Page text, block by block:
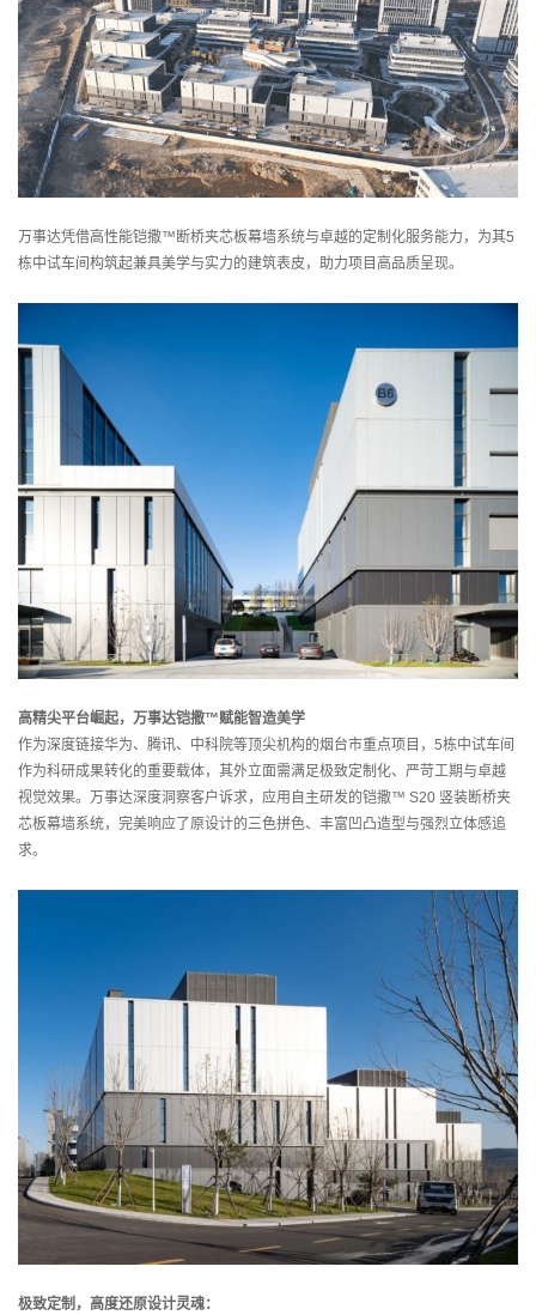
职位招聘
联
系
我
通讯地址
在线留言
万事达凭借高性能铠撒™断桥夹芯板幕墙系统与卓越的定制化服务能力，为其5
栋中试车间构筑起兼具美学与实力的建筑表皮，助力项目高品质呈现。
高精尖平台崛起，万事达铠撒™赋能智造美学
作为深度链接华为、腾讯、中科院等顶尖机构的烟台市重点项目，5栋中试车间
作为科研成果转化的重要载体，其外立面需满足极致定制化、严苛工期与卓越
视觉效果。万事达深度洞察客户诉求，应用自主研发的铠撒™ S20 竖装断桥夹
芯板幕墙系统，完美响应了原设计的三色拼色、丰富凹凸造型与强烈立体感追
求。
极致定制，高度还原设计灵魂：